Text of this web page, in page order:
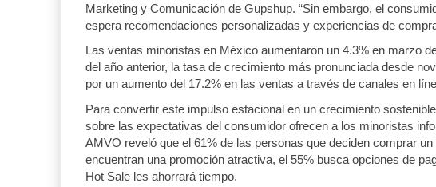
Marketing y Comunicación de Gupshup. “Sin embargo, el
espera recomendaciones personalizadas y experiencias de
Las ventas minoristas en México aumentaron un 4.3% en marzo
del año anterior, la tasa de crecimiento más pronunciada desde
por un aumento del 17.2% en las ventas a través de canales en
Para convertir este impulso estacional en un crecimiento
sobre las expectativas del consumidor ofrecen a los minoristas
AMVO reveló que el 61% de las personas que deciden comprar
encuentran una promoción atractiva, el 55% busca opciones de
Hot Sale les ahorrará tiempo.
APM Terminals incrementa equipamiento para
movi
05 AGO 2026
ExxonMobil lleva mantenimiento predictivo al au
05 AGO 2026
IT-ANÁLISIS: Primera mujer dirigirá IATA tras o
movi
05
05